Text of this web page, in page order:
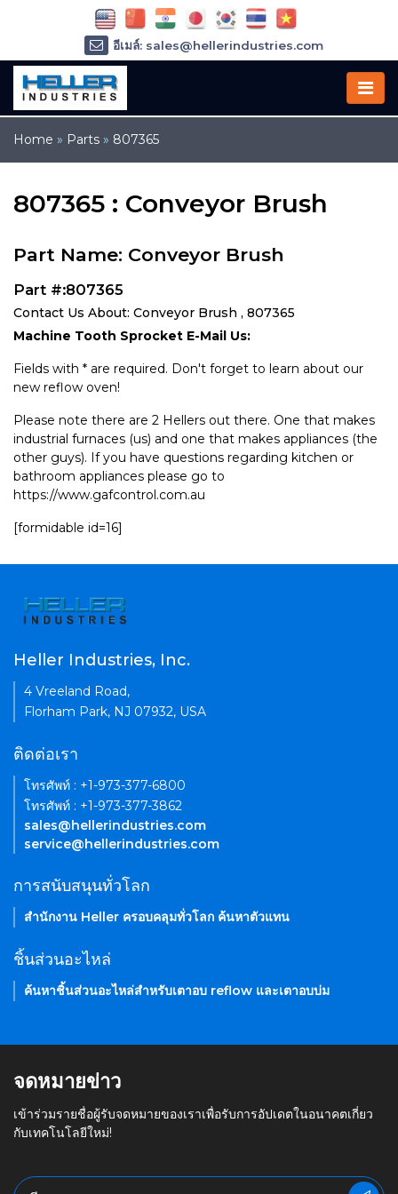
Home » Parts » 807365
807365 : Conveyor Brush
Part Name: Conveyor Brush
Part #:807365
Contact Us About: Conveyor Brush , 807365
Machine Tooth Sprocket E-Mail Us:
Fields with * are required. Don't forget to learn about our
new reflow oven!
Please note there are 2 Hellers out there. One that makes
industrial furnaces (us) and one that makes appliances (the
other guys). If you have questions regarding kitchen or
bathroom appliances please go to
https://www.gafcontrol.com.au
[formidable id=16]
อีเมล์: sales@hellerindustries.com
อีเมล์: service@hellerindustries.com
โทรศัพท์ :
Heller Industries, Inc.
4 Vreeland Road,
Florham Park, NJ 07932, USA
ติดต่อเรา
โทรศัพท์ : +1-973-377-6800
โทรศัพท์ : +1-973-377-3862
sales@hellerindustries.com
service@hellerindustries.com
การสนับสนุนทั่วโลก
สำนักงาน Heller ครอบคลุมทั่วโลก ค้นหาตัวแทน
ชิ้นส่วนอะไหล่
ค้นหาชิ้นส่วนอะไหล่สำหรับเตาอบ reflow และเตาอบบ่ม
จดหมายข่าว
เข้าร่วมรายชื่อผู้รับจดหมายของเราเพื่อรับการอัปเดตในอนาคตเกี่ยว
กับเทคโนโลยีใหม่!